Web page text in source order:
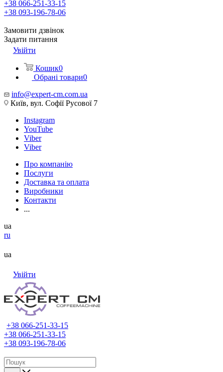
+38 066-251-33-15
+38 093-196-78-06
Замовити дзвінок
Задати питання
Увійти
Кошик0
Обрані товари0
info@expert-cm.com.ua
Київ, вул. Софії Русової 7
Instagram
YouTube
Viber
Viber
Про компанію
Послуги
Доставка та оплата
Виробники
Контакти
...
ua
ru
ua
Увійти
+38 066-251-33-15
+38 066-251-33-15
+38 093-196-78-06